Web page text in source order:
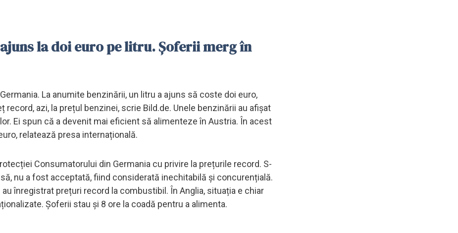
la doi euro pe litru. Șoferii merg în
La anumite benzinării, un litru a ajuns să coste doi euro,
azi, la prețul benzinei, scrie Bild.de. Unele benzinării au afișat
Ei spun că a devenit mai eficient să alimenteze în Austria. În acest
relatează presa internațională.
Consumatorului din Germania cu privire la prețurile record. S-
nu a fost acceptată, fiind considerată inechitabilă și concurențială.
înregistrat prețuri record la combustibil. În Anglia, situația e chiar
Șoferii stau și 8 ore la coadă pentru a alimenta.